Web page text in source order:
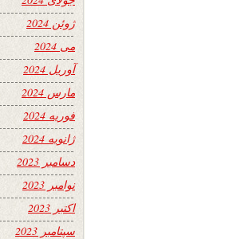
ژوئن 2024
می 2024
آوریل 2024
مارس 2024
فوریه 2024
ژانویه 2024
دسامبر 2023
نوامبر 2023
اکتبر 2023
سپتامبر 2023